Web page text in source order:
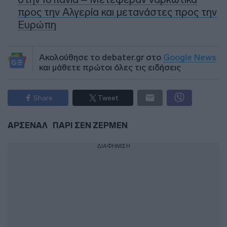
προς την Αλγερία και μετανάστες προς την
Ευρώπη
Ακολούθησε το debater.gr στο Google News
και μάθετε πρώτοι όλες τις ειδήσεις
Share Tweet
ΑΡΣΕΝΑΛ ΠΑΡΙ ΣΕΝ ΖΕΡΜΕΝ
ΔΙΑΦΗΜΙΣΗ